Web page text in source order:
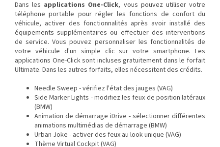
Dans les applications One-Click, vous pouvez utiliser votre
téléphone portable pour régler les fonctions de confort du
véhicule, activer des fonctionnalités après avoir installé des
équipements supplémentaires ou effectuer des interventions
de service. Vous pouvez personnaliser les fonctionnalités de
votre véhicule d'un simple clic sur votre smartphone. Les
applications One-Click sont incluses gratuitement dans le forfait
Ultimate. Dans les autres forfaits, elles nécessitent des crédits.
Needle Sweep - vérifiez l'état des jauges (VAG)
Side Marker Lights - modifiez les feux de position latéraux
(BMW)
Animation de démarrage iDrive - sélectionner différentes
animations multimédias de démarrage (BMW)
Urban Joke - activer des feux au look unique (VAG)
Thème Virtual Cockpit (VAG)